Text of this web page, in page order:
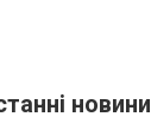
новини